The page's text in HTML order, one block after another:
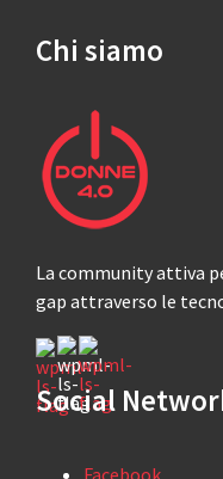
Chi siamo
La community attiva
gap attraverso le
Social